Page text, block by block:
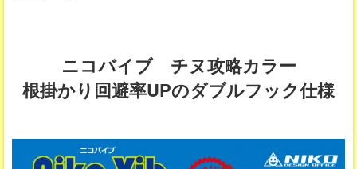
ニコバイブ チヌ攻略カラー
根掛かり回避率UPのダブルフック仕様